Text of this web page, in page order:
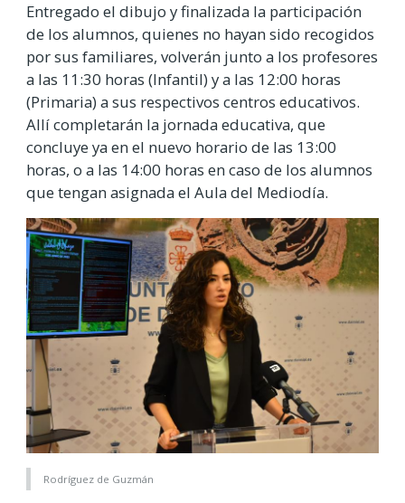
Entregado el dibujo y finalizada la participación
de los alumnos, quienes no hayan sido recogidos
por sus familiares, volverán junto a los profesores
a las 11:30 horas (Infantil) y a las 12:00 horas
(Primaria) a sus respectivos centros educativos.
Allí completarán la jornada educativa, que
concluye ya en el nuevo horario de las 13:00
horas, o a las 14:00 horas en caso de los alumnos
que tengan asignada el Aula del Mediodía.
Rodríguez de Guzmán